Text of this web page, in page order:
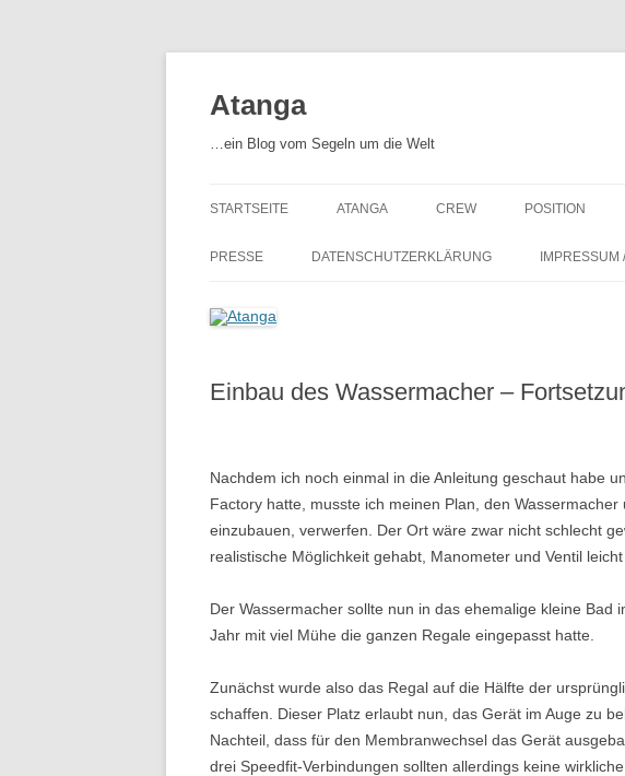
Atanga
…ein Blog vom Segeln um die Welt
STARTSEITE ATANGA
ATANGA – UNSER SCHIFF
CREW POSITION
PRESSE DATENSCHUTZERKLÄRUNG
Einbau des Wassermacher –
Nachdem ich noch einmal in die Anleitung geschaut habe
Factory hatte, musste ich meinen Plan, den
einzubauen, verwerfen. Der Ort wäre zwar nicht schlecht
realistische Möglichkeit gehabt, Manometer und Ventil leicht
Der Wassermacher sollte nun in das ehemalige kleine Bad
Jahr mit viel Mühe die ganzen Regale eingepasst hatte.
Zunächst wurde also das Regal auf die Hälfte der
schaffen. Dieser Platz erlaubt nun, das Gerät im Auge zu
Nachteil, dass für den Membranwechsel das Gerät
drei Speedfit-Verbindungen sollten allerdings keine